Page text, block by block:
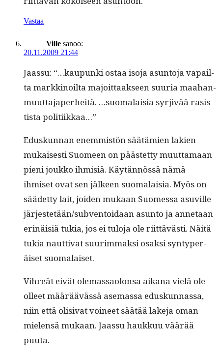
Vastaa
Ville sanoo:
20.11.2009 21:44
Jaas­su: “…kaupun­ki ostaa iso­ja asun­to­ja vapail­
ta markki­noil­ta majoit­taak­seen suuria maa­han­
muut­ta­japer­heitä. …suo­ma­laisia syr­jivää rasis­
tista politiikkaa…”
Eduskun­nan enem­mistön säätämien lakien
mukaises­ti Suomeen on päästet­ty muut­ta­maan
pieni joukko ihmisiä. Käytän­nössä nämä
ihmiset ovat sen jäl­keen suo­ma­laisia. Myös on
säädet­ty lait, joiden mukaan Suomes­sa asuville
järjestetään/subventoidaan asun­to ja annetaan
erinäisiä tukia, jos ei tulo­ja ole riit­tävästi. Näitä
tukia naut­ti­vat suurim­mak­si osak­si syn­type­r­
äiset suomalaiset.
Vihreät eivät ole­mas­saolon­sa aikana vielä ole
olleet määräävässä ase­mas­sa eduskun­nas­sa,
niin että oli­si­vat voineet säätää lake­ja oman
mie­len­sä mukaan. Jaas­su haukkuu väärää
puuta.